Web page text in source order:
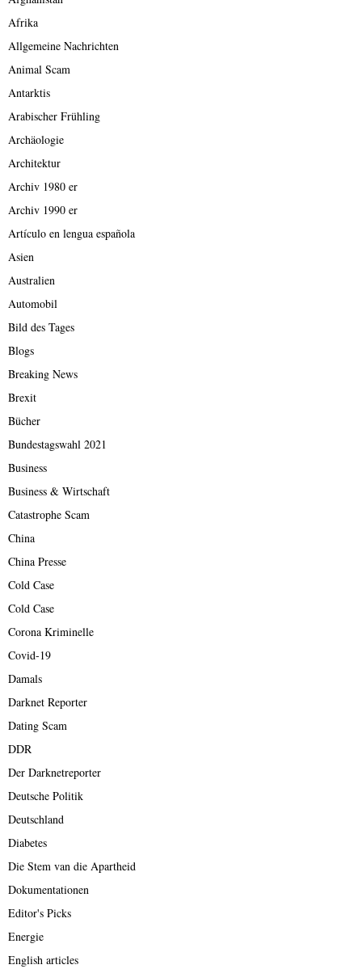
Afrika
Allgemeine Nachrichten
Animal Scam
Antarktis
Arabischer Frühling
Archäologie
Architektur
Archiv 1980 er
Archiv 1990 er
Artículo en lengua española
Asien
Australien
Automobil
Bild des Tages
Blogs
Breaking News
Brexit
Bücher
Bundestagswahl 2021
Business
Business & Wirtschaft
Catastrophe Scam
China
China Presse
Cold Case
Cold Case
Corona Kriminelle
Covid-19
Damals
Darknet Reporter
Dating Scam
DDR
Der Darknetreporter
Deutsche Politik
Deutschland
Diabetes
Die Stem van die Apartheid
Dokumentationen
Editor's Picks
Energie
English articles